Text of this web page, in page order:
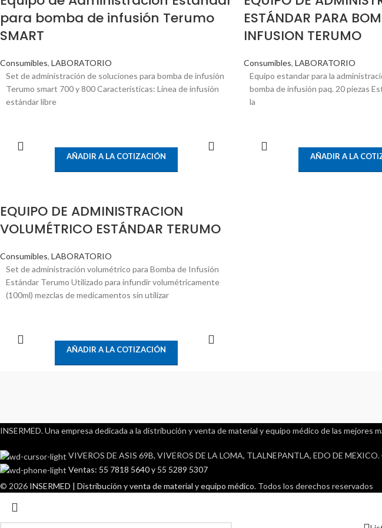
para bomba de infusión Terumo
SMART
Consumibles, LABORATORIO
Set de administración de soluciones para bomba de infusión
Terumo smart 700 y 800 Características: Línea de infusión
estándar libre
AÑADIR A LA COTIZACIÓN
ESTÁNDAR PARA
INFUSION TERUMO
Consumibles, LABORATORIO
Equipo estandar para la
bomba de infusión paq. 20 piezas
la
AÑADIR A LA
EQUIPO DE ADMINISTRACION
VOLUMÉTRICO ESTÁNDAR TERUMO
Consumibles, LABORATORIO
Set de administración volumétrico para Bomba de Infusión
Estándar Terumo Utilizado para infundir volumétricamente
(100ml) mezclas de medicamentos sin utilizar
AÑADIR A LA COTIZACIÓN
INSERMED. Una empresa dedicada a la distribución y venta de material y equipo médico de las mejores
VIVEROS DE ASIS 69B, VIVEROS DE LA LOMA, TLALNEPANTLA, EDO DE MEXICO.
Ventas: 55 7818 5640 y 55 5289 5307
© 2026 INSERMED | Distribución y venta de material y equipo médico. Todos los derechos reservados